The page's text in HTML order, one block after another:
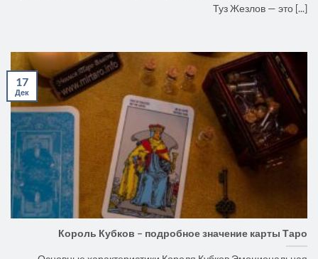
Туз Жезлов — это [...]
Король Кубков – подробное значение карты Таро
17
Дек